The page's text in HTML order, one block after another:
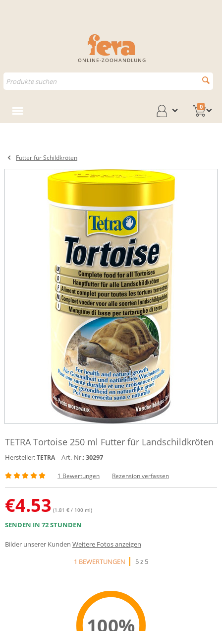
ONLINE-ZOOHANDLUNG
0
Futter für Schildkröten
TETRA Tortoise 250 ml Futter für Landschildkröten
Hersteller:TETRA Art.-Nr.:30297
1 Bewertungen Rezension verfassen
€4.53 (1.81 € / 100 ml)
SENDEN IN 72 STUNDEN
Bilder unserer Kunden Weitere Fotos anzeigen
1 BEWERTUNGEN
5 z 5
100%